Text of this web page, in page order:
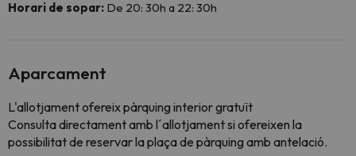
Horari de sopar: De 20: 30h a 22: 30h
Aparcament
L'allotjament ofereix pàrquing interior gratuït
Consulta directament amb l´allotjament si ofereixen la
possibilitat de reservar la plaça de pàrquing amb antelació.